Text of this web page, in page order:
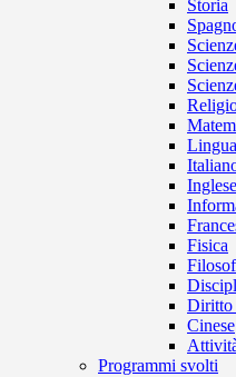
Storia
Inglese
Fisica
Diritto
Cinese
Programmi svolti